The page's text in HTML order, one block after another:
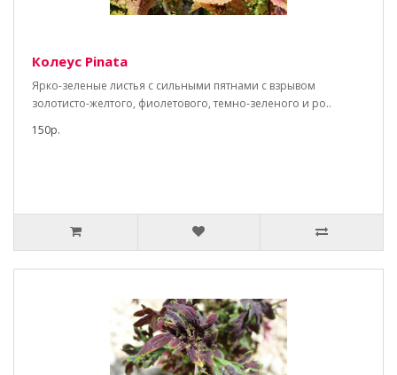
Колеус Pinata
Ярко-зеленые листья с сильными пятнами с взрывом
золотисто-желтого, фиолетового, темно-зеленого и ро..
150р.